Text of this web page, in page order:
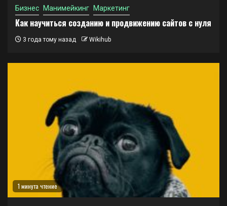
Бизнес Манимейкинг Маркетинг
Как научиться созданию и продвижению сайтов с нуля
3 года тому назад Wikihub
1 минута чтение